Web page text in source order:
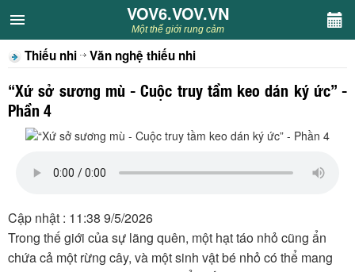
VOV6.VOV.VN
CHUYÊN MỤC
Khách VOV6
Văn học
Sân khấu
Thiếu nhi
VOV6.VOV.VN
Một thế giới rung cảm
Thiếu nhi Văn nghệ thiếu nhi
“Xứ sở sương mù - Cuộc truy tầm keo dán ký ức” -
Phần 4
Cập nhật : 11:38 9/5/2026
Trong thế giới của sự lãng quên, một hạt táo nhỏ cũng ẩn
chứa cả một rừng cây, và một sinh vật bé nhỏ có thể mang